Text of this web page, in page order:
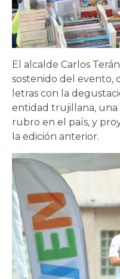
El alcalde Carlos
sostenido del evento,
letras con la
entidad trujillana, una
rubro en el país, y
la edición anterior.